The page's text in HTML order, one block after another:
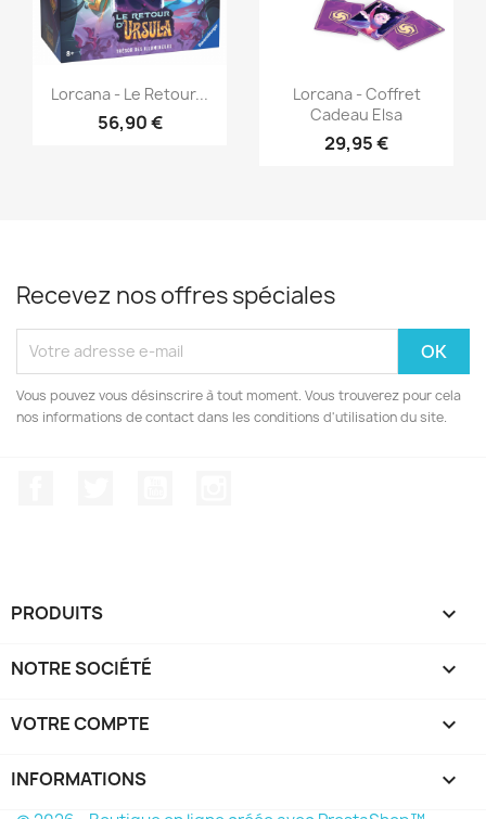
Aperçu rapide
Lorcana - Le Retour...
56,90 €
Aperçu rapide
Lorcana - Coffret
Cadeau Elsa
29,95 €
Recevez nos offres spéciales
Vous pouvez vous désinscrire à tout moment. Vous trouverez pour cela
nos informations de contact dans les conditions d'utilisation du site.
PRODUITS 
NOTRE SOCIÉTÉ 
VOTRE COMPTE 
INFORMATIONS keyboard_arrow_down